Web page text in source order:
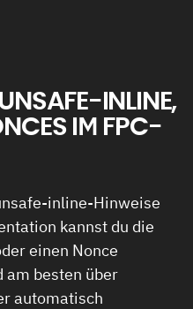
INLINE,
IM FPC-
inline-Hinweise
kannst du die
einen Nonce
besten über
automatisch